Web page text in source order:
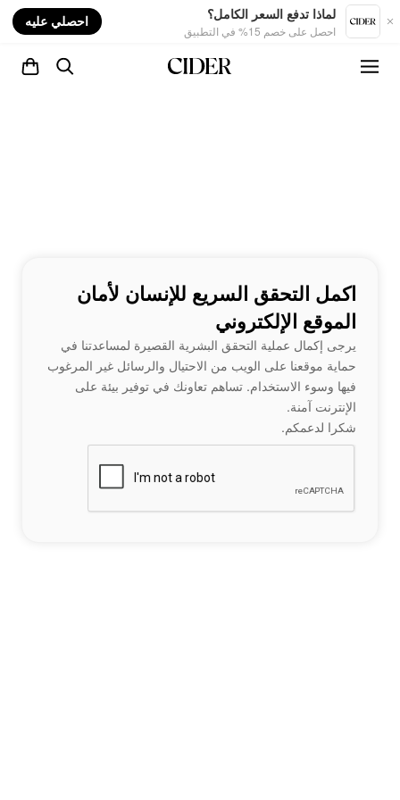
لماذا تدفع السعر الكامل؟
احصل على خصم 15% في التطبيق
احصلي عليه
اكمل التحقق السريع للإنسان لأمان
الموقع الإلكتروني
يرجى إكمال عملية التحقق البشرية القصيرة لمساعدتنا في
حماية موقعنا على الويب من الاحتيال والرسائل غير المرغوب
فيها وسوء الاستخدام. تساهم تعاونك في توفير بيئة على
الإنترنت آمنة.
شكرا لدعمكم.